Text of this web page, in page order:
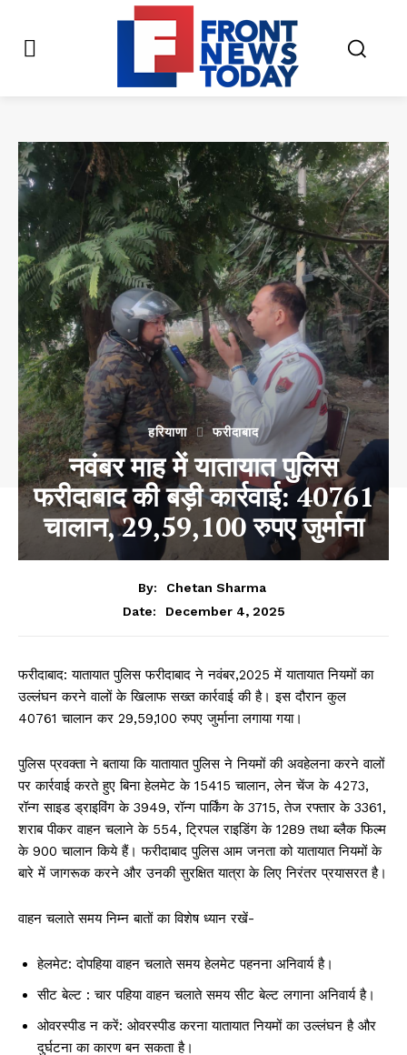
हरियाणा फरीदाबाद
नवंबर माह में यातायात पुलिस
फरीदाबाद की बड़ी कार्रवाई: 40761
चालान, 29,59,100 रुपए जुर्माना
By:
Chetan Sharma
Date:
December 4, 2025
फरीदाबाद: यातायात पुलिस फरीदाबाद ने नवंबर,2025 में यातायात नियमों का
उल्लंघन करने वालों के खिलाफ सख्त कार्रवाई की है। इस दौरान कुल
40761 चालान कर 29,59,100 रुपए जुर्माना लगाया गया।
पुलिस प्रवक्ता ने बताया कि यातायात पुलिस ने नियमों की अवहेलना करने वालों
पर कार्रवाई करते हुए बिना हेलमेट के 15415 चालान, लेन चेंज के 4273,
रॉन्ग साइड ड्राइविंग के 3949, रॉन्ग पार्किंग के 3715, तेज रफ्तार के 3361,
शराब पीकर वाहन चलाने के 554, ट्रिपल राइडिंग के 1289 तथा ब्लैक फिल्म
के 900 चालान किये हैं। फरीदाबाद पुलिस आम जनता को यातायात नियमों के
बारे में जागरूक करने और उनकी सुरक्षित यात्रा के लिए निरंतर प्रयासरत है।
वाहन चलाते समय निम्न बातों का विशेष ध्यान रखें-
हेलमेट: दोपहिया वाहन चलाते समय हेलमेट पहनना अनिवार्य है।
सीट बेल्ट : चार पहिया वाहन चलाते समय सीट बेल्ट लगाना अनिवार्य है।
ओवरस्पीड न करें: ओवरस्पीड करना यातायात नियमों का उल्लंघन है और
दुर्घटना का कारण बन सकता है।